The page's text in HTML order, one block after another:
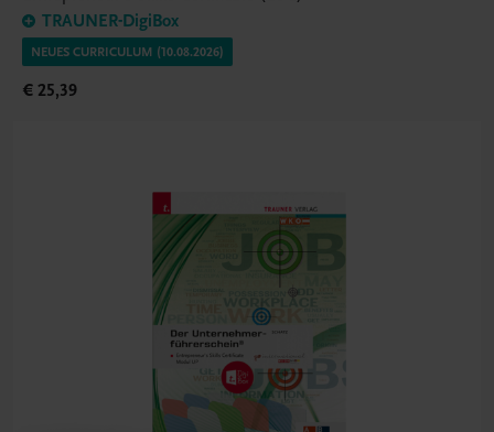
TRAUNER-DigiBox
NEUES CURRICULUM (10.08.2026)
€ 25,39